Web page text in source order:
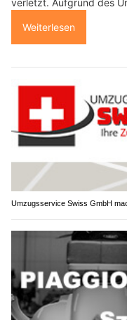
verletzt. Aufgrund des
Weiterlesen
Umzugsservice Swiss GmbH